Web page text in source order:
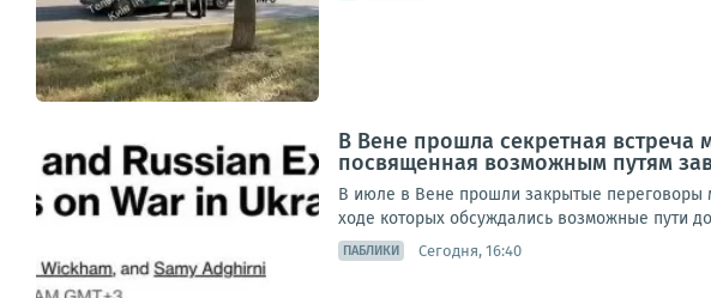
В Вене прошла секретная
посвященная возможным путям
В июле в Вене прошли закрытые переговоры
ходе которых обсуждались возможные пути
ПАБЛИКИ Сегодня, 16:40